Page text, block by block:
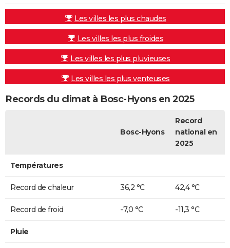
Les villes les plus chaudes
Les villes les plus froides
Les villes les plus pluvieuses
Les villes les plus venteuses
Records du climat à Bosc-Hyons en 2025
Bosc-Hyons
Record
national en
2025
Températures
Record de chaleur 36,2 °C 42,4 °C
Record de froid -7,0 °C -11,3 °C
Pluie